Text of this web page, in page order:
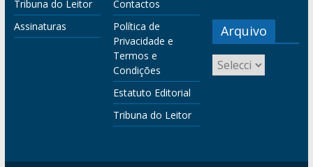
Tribuna do Leitor
Assinaturas
Contactos
Política de
Privacidade e
Termos e
Condições
Estatuto Editorial
Tribuna do Leitor
Arquivo